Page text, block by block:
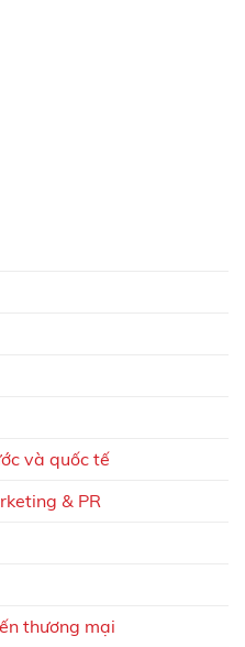
và quốc tế
& PR
thương mại